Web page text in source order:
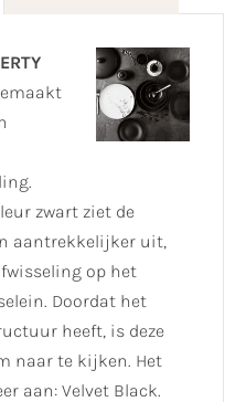
zwart ziet de
aantrekkelijker uit,
op het
Doordat het
heeft, is deze
naar te kijken. Het
aan: Velvet Black.